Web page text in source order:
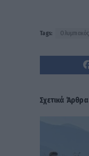
Tags: Ολυμπιακός
Σχετικά Άρθρα